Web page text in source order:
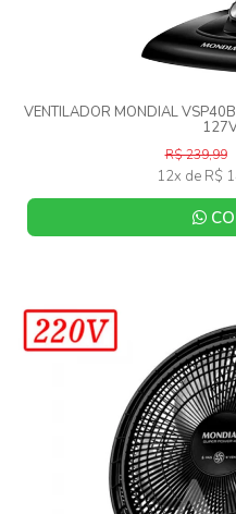
VENTILADOR MONDIAL
R$ 239,99
12x de R$